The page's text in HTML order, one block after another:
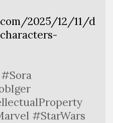
2025/12/11/d
#StarWars